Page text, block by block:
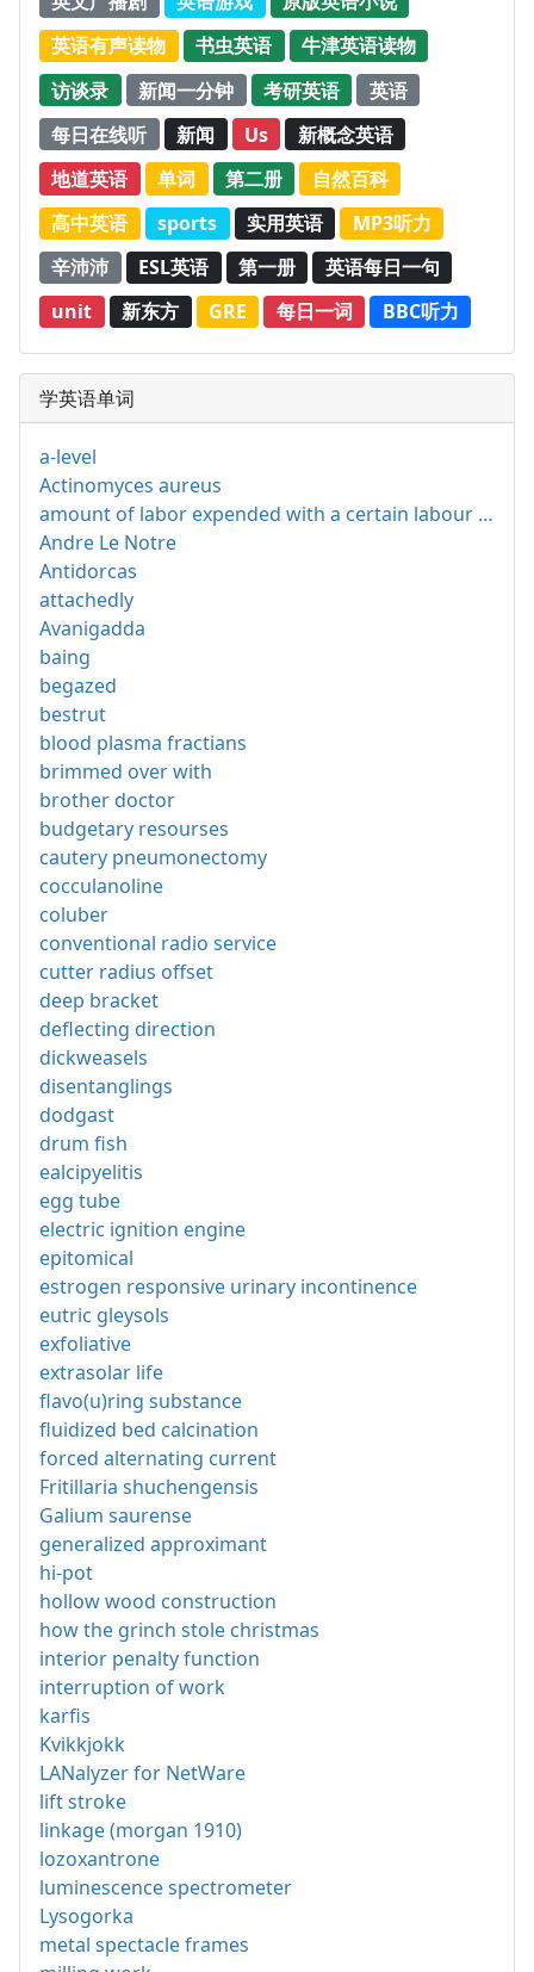
英语有声读物
书虫英语
牛津英语读物
访谈录
新闻一分钟 考研英语
英语
每日在线听
新闻 Us
新概念英语
地道英语
单词 第二册
自然百科
高中英语
sports 实用英语
MP3听力
辛沛沛
ESL英语 第一册
英语每日一句
unit
新东方 GRE 每日一词 BBC听力
学英语单词
a-level
Actinomyces aureus
amount of labor expended with a certain labour productivity
Andre Le Notre
Antidorcas
attachedly
Avanigadda
baing
begazed
bestrut
blood plasma fractians
brimmed over with
brother doctor
budgetary resourses
cautery pneumonectomy
cocculanoline
coluber
conventional radio service
cutter radius offset
deep bracket
deflecting direction
dickweasels
disentanglings
dodgast
drum fish
ealcipyelitis
egg tube
electric ignition engine
epitomical
estrogen responsive urinary incontinence
eutric gleysols
exfoliative
extrasolar life
flavo(u)ring substance
fluidized bed calcination
forced alternating current
Fritillaria shuchengensis
Galium saurense
generalized approximant
hi-pot
hollow wood construction
how the grinch stole christmas
interior penalty function
interruption of work
karfis
Kvikkjokk
LANalyzer for NetWare
lift stroke
linkage (morgan 1910)
lozoxantrone
luminescence spectrometer
Lysogorka
metal spectacle frames